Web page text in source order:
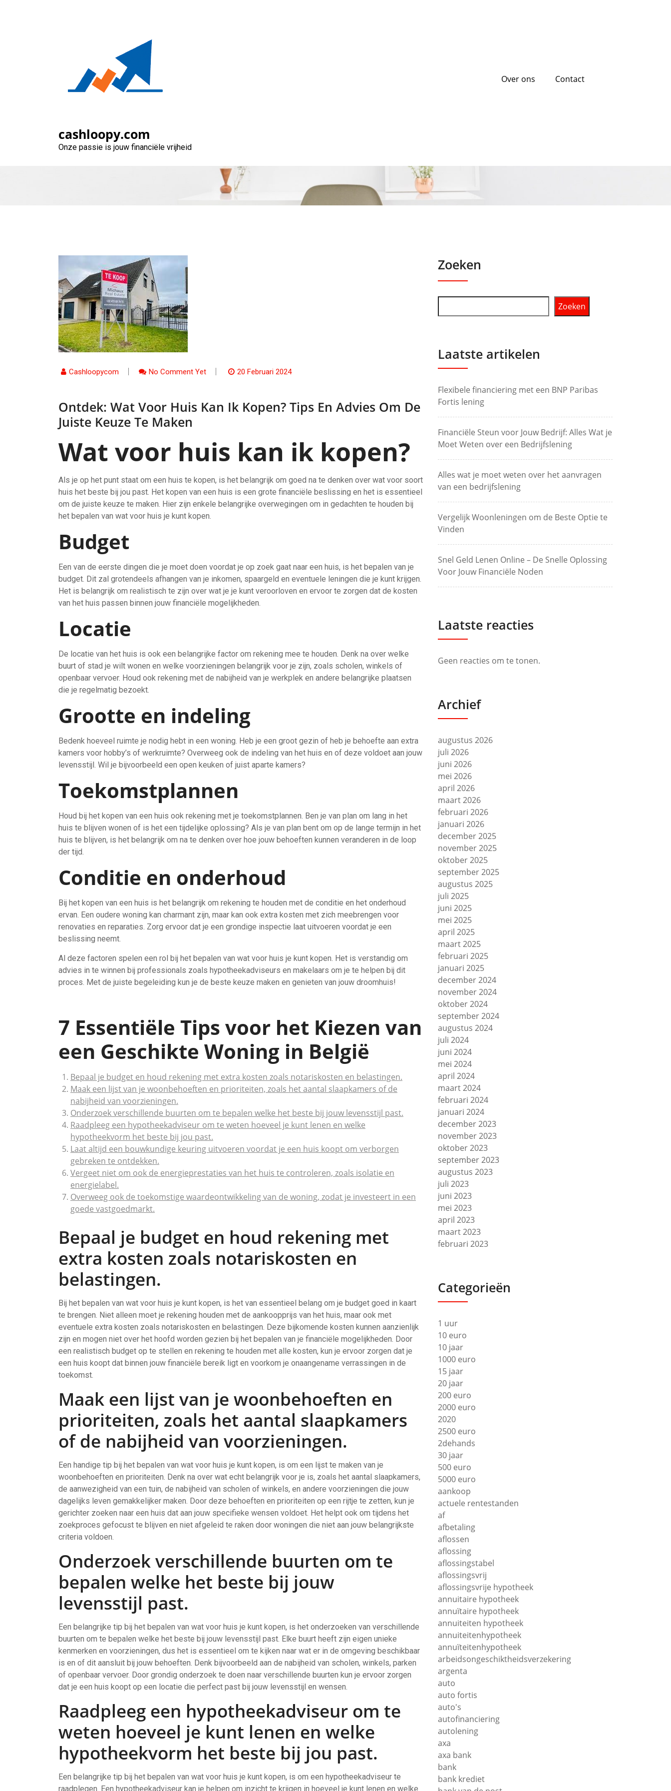
cashloopy.com
Onze passie is jouw financiële vrijheid
Over ons Contact
Cashloopycom No Comment Yet 20 Februari 2024
Ontdek: Wat Voor Huis Kan Ik Kopen? Tips En Advies Om De
Juiste Keuze Te Maken
Wat voor huis kan ik kopen?
Als je op het punt staat om een huis te kopen, is het belangrijk om goed na te denken over wat voor soort
huis het beste bij jou past. Het kopen van een huis is een grote financiële beslissing en het is essentieel
om de juiste keuze te maken. Hier zijn enkele belangrijke overwegingen om in gedachten te houden bij
het bepalen van wat voor huis je kunt kopen.
Budget
Een van de eerste dingen die je moet doen voordat je op zoek gaat naar een huis, is het bepalen van je
budget. Dit zal grotendeels afhangen van je inkomen, spaargeld en eventuele leningen die je kunt krijgen.
Het is belangrijk om realistisch te zijn over wat je je kunt veroorloven en ervoor te zorgen dat de kosten
van het huis passen binnen jouw financiële mogelijkheden.
Locatie
De locatie van het huis is ook een belangrijke factor om rekening mee te houden. Denk na over welke
buurt of stad je wilt wonen en welke voorzieningen belangrijk voor je zijn, zoals scholen, winkels of
openbaar vervoer. Houd ook rekening met de nabijheid van je werkplek en andere belangrijke plaatsen
die je regelmatig bezoekt.
Grootte en indeling
Bedenk hoeveel ruimte je nodig hebt in een woning. Heb je een groot gezin of heb je behoefte aan extra
kamers voor hobby’s of werkruimte? Overweeg ook de indeling van het huis en of deze voldoet aan jouw
levensstijl. Wil je bijvoorbeeld een open keuken of juist aparte kamers?
Toekomstplannen
Houd bij het kopen van een huis ook rekening met je toekomstplannen. Ben je van plan om lang in het
huis te blijven wonen of is het een tijdelijke oplossing? Als je van plan bent om op de lange termijn in het
huis te blijven, is het belangrijk om na te denken over hoe jouw behoeften kunnen veranderen in de loop
der tijd.
Conditie en onderhoud
Bij het kopen van een huis is het belangrijk om rekening te houden met de conditie en het onderhoud
ervan. Een oudere woning kan charmant zijn, maar kan ook extra kosten met zich meebrengen voor
renovaties en reparaties. Zorg ervoor dat je een grondige inspectie laat uitvoeren voordat je een
beslissing neemt.
Al deze factoren spelen een rol bij het bepalen van wat voor huis je kunt kopen. Het is verstandig om
advies in te winnen bij professionals zoals hypotheekadviseurs en makelaars om je te helpen bij dit
proces. Met de juiste begeleiding kun je de beste keuze maken en genieten van jouw droomhuis!
7 Essentiële Tips voor het Kiezen van
een Geschikte Woning in België
Bepaal je budget en houd rekening met extra kosten zoals notariskosten en belastingen.
Maak een lijst van je woonbehoeften en prioriteiten, zoals het aantal slaapkamers of de
nabijheid van voorzieningen.
Onderzoek verschillende buurten om te bepalen welke het beste bij jouw levensstijl past.
Raadpleeg een hypotheekadviseur om te weten hoeveel je kunt lenen en welke
hypotheekvorm het beste bij jou past.
Laat altijd een bouwkundige keuring uitvoeren voordat je een huis koopt om verborgen
gebreken te ontdekken.
Vergeet niet om ook de energieprestaties van het huis te controleren, zoals isolatie en
energielabel.
Overweeg ook de toekomstige waardeontwikkeling van de woning, zodat je investeert in een
goede vastgoedmarkt.
Bepaal je budget en houd rekening met
extra kosten zoals notariskosten en
belastingen.
Bij het bepalen van wat voor huis je kunt kopen, is het van essentieel belang om je budget goed in kaart
te brengen. Niet alleen moet je rekening houden met de aankoopprijs van het huis, maar ook met
eventuele extra kosten zoals notariskosten en belastingen. Deze bijkomende kosten kunnen aanzienlijk
zijn en mogen niet over het hoofd worden gezien bij het bepalen van je financiële mogelijkheden. Door
een realistisch budget op te stellen en rekening te houden met alle kosten, kun je ervoor zorgen dat je
een huis koopt dat binnen jouw financiële bereik ligt en voorkom je onaangename verrassingen in de
toekomst.
Maak een lijst van je woonbehoeften en
prioriteiten, zoals het aantal slaapkamers
of de nabijheid van voorzieningen.
Een handige tip bij het bepalen van wat voor huis je kunt kopen, is om een lijst te maken van je
woonbehoeften en prioriteiten. Denk na over wat echt belangrijk voor je is, zoals het aantal slaapkamers,
de aanwezigheid van een tuin, de nabijheid van scholen of winkels, en andere voorzieningen die jouw
dagelijks leven gemakkelijker maken. Door deze behoeften en prioriteiten op een rijtje te zetten, kun je
gerichter zoeken naar een huis dat aan jouw specifieke wensen voldoet. Het helpt ook om tijdens het
zoekproces gefocust te blijven en niet afgeleid te raken door woningen die niet aan jouw belangrijkste
criteria voldoen.
Onderzoek verschillende buurten om te
bepalen welke het beste bij jouw
levensstijl past.
Een belangrijke tip bij het bepalen van wat voor huis je kunt kopen, is het onderzoeken van verschillende
buurten om te bepalen welke het beste bij jouw levensstijl past. Elke buurt heeft zijn eigen unieke
kenmerken en voorzieningen, dus het is essentieel om te kijken naar wat er in de omgeving beschikbaar
is en of dit aansluit bij jouw behoeften. Denk bijvoorbeeld aan de nabijheid van scholen, winkels, parken
of openbaar vervoer. Door grondig onderzoek te doen naar verschillende buurten kun je ervoor zorgen
dat je een huis koopt op een locatie die perfect past bij jouw levensstijl en wensen.
Raadpleeg een hypotheekadviseur om te
weten hoeveel je kunt lenen en welke
hypotheekvorm het beste bij jou past.
Een belangrijke tip bij het bepalen van wat voor huis je kunt kopen, is om een hypotheekadviseur te
raadplegen. Een hypotheekadviseur kan je helpen om inzicht te krijgen in hoeveel je kunt lenen en welke
Zoeken
Zoeken
Laatste artikelen
Flexibele financiering met een BNP Paribas
Fortis lening
Financiële Steun voor Jouw Bedrijf: Alles Wat je
Moet Weten over een Bedrijfslening
Alles wat je moet weten over het aanvragen
van een bedrijfslening
Vergelijk Woonleningen om de Beste Optie te
Vinden
Snel Geld Lenen Online – De Snelle Oplossing
Voor Jouw Financiële Noden
Laatste reacties
Geen reacties om te tonen.
Archief
augustus 2026
juli 2026
juni 2026
mei 2026
april 2026
maart 2026
februari 2026
januari 2026
december 2025
november 2025
oktober 2025
september 2025
augustus 2025
juli 2025
juni 2025
mei 2025
april 2025
maart 2025
februari 2025
januari 2025
december 2024
november 2024
oktober 2024
september 2024
augustus 2024
juli 2024
juni 2024
mei 2024
april 2024
maart 2024
februari 2024
januari 2024
december 2023
november 2023
oktober 2023
september 2023
augustus 2023
juli 2023
juni 2023
mei 2023
april 2023
maart 2023
februari 2023
Categorieën
1 uur
10 euro
10 jaar
1000 euro
15 jaar
20 jaar
200 euro
2000 euro
2020
2500 euro
2dehands
30 jaar
500 euro
5000 euro
aankoop
actuele rentestanden
af
afbetaling
aflossen
aflossing
aflossingstabel
aflossingsvrij
aflossingsvrije hypotheek
annuitaire hypotheek
annuïtaire hypotheek
annuiteiten hypotheek
annuiteitenhypotheek
annuïteitenhypotheek
arbeidsongeschiktheidsverzekering
argenta
auto
auto fortis
auto's
autofinanciering
autolening
axa
axa bank
bank
bank krediet